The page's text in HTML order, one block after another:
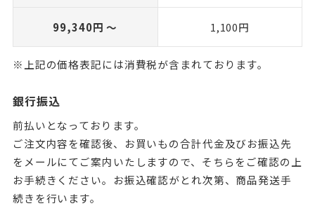
99,340円 ～ 1,100円
※上記の価格表記には消費税が含まれております。
銀行振込
前払いとなっております。
ご注文内容を確認後、お買いもの合計代金及びお振込先
をメールにてご案内いたしますので、そちらをご確認の上
お手続きください。お振込確認がとれ次第、商品発送手
続きを行います。